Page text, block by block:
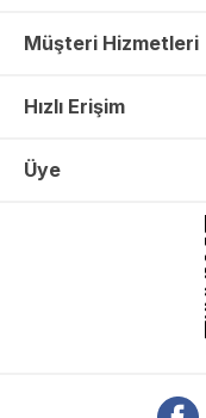
Müşteri Hizmetleri
Hızlı Erişim
Üye